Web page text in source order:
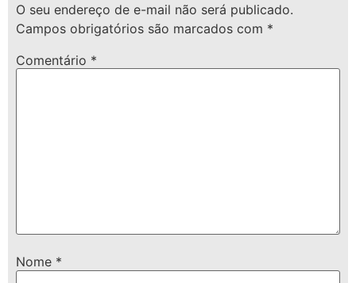
O seu endereço de e-mail não será publicado.
Campos obrigatórios são marcados com *
Comentário *
Nome *